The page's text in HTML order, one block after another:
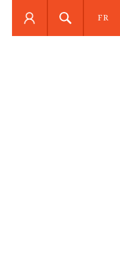
FR